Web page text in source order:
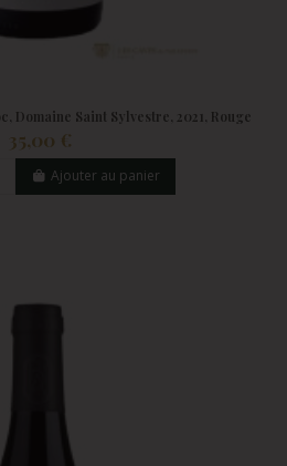
Domaine Saint Sylvestre, 2021, Rouge
35,00 €
Ajouter au panier